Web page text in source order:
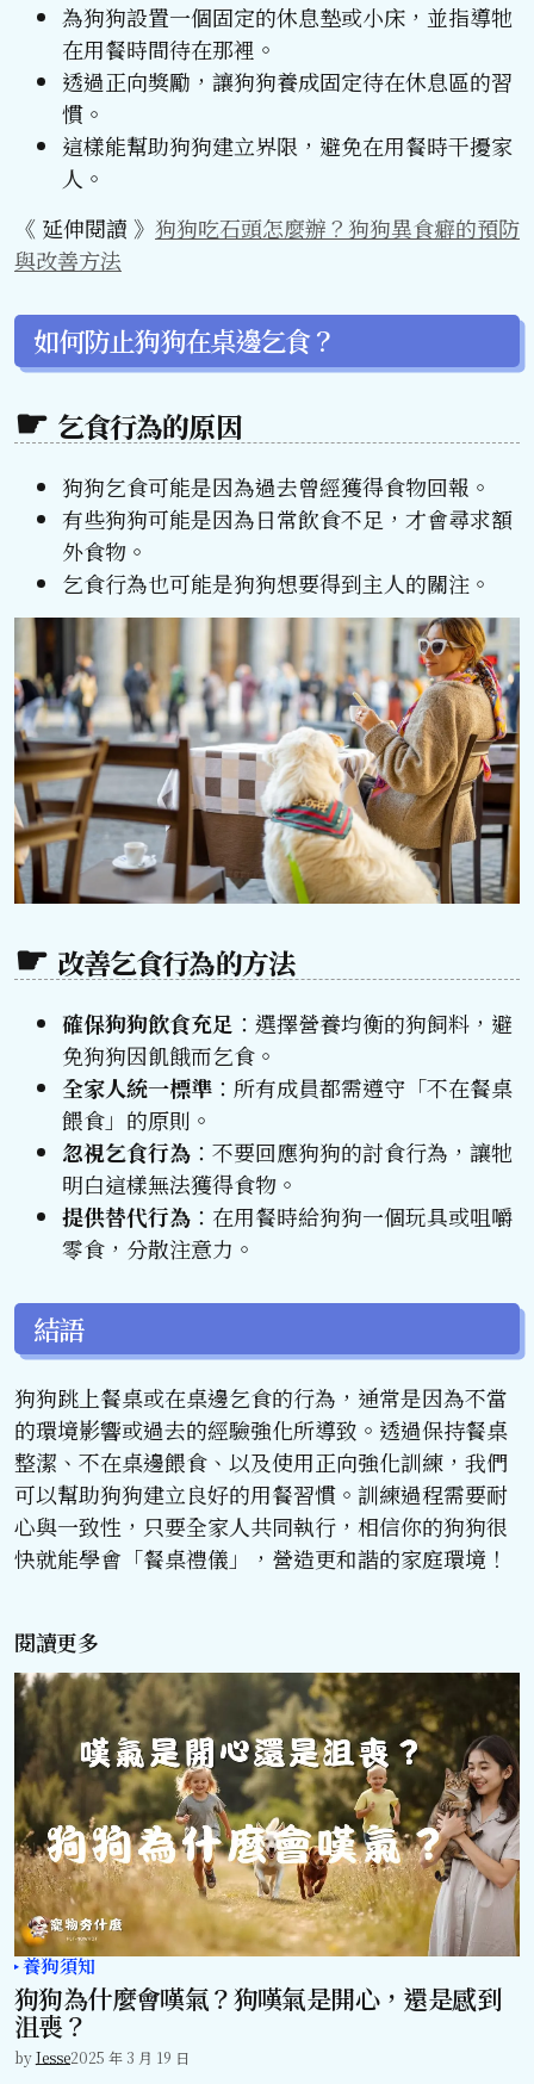
為狗狗設置一個固定的休息墊或小床，並指導牠
在用餐時間待在那裡。
透過正向獎勵，讓狗狗養成固定待在休息區的習
慣。
這樣能幫助狗狗建立界限，避免在用餐時干擾家
人。
《 延伸閱讀 》 狗狗吃石頭怎麼辦？狗狗異食癖的預防
與改善方法
如何防止狗狗在桌邊乞食？
乞食行為的原因
狗狗乞食可能是因為過去曾經獲得食物回報。
有些狗狗可能是因為日常飲食不足，才會尋求額
外食物。
乞食行為也可能是狗狗想要得到主人的關注。
改善乞食行為的方法
確保狗狗飲食充足 ：選擇營養均衡的狗飼料，避
免狗狗因飢餓而乞食。
全家人統一標準 ：所有成員都需遵守「不在餐桌
餵食」的原則。
忽視乞食行為 ：不要回應狗狗的討食行為，讓牠
明白這樣無法獲得食物。
提供替代行為 ：在用餐時給狗狗一個玩具或咀嚼
零食，分散注意力。
結語
狗狗跳上餐桌或在桌邊乞食的行為，通常是因為不當
的環境影響或過去的經驗強化所導致。透過保持餐桌
整潔、不在桌邊餵食、以及使用正向強化訓練，我們
可以幫助狗狗建立良好的用餐習慣。訓練過程需要耐
心與一致性，只要全家人共同執行，相信你的狗狗很
快就能學會「餐桌禮儀」，營造更和諧的家庭環境！
閱讀更多
養狗須知
狗狗為什麼會嘆氣？狗嘆氣是開心，還是感到
沮喪？
byJesse2025 年 3 月 19 日